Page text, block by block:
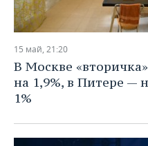
15 май, 21:20
В Москве
на 1,9%, в Питере —
1%